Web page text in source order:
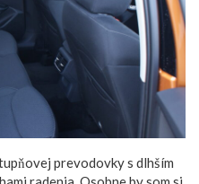
prevodovky s dlhším